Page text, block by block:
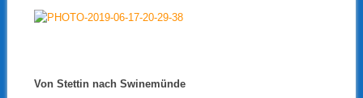
Von Stettin nach Swinemünde